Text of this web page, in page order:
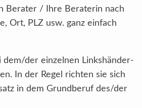
Berater / Ihre Beraterin nach
Ort, PLZ usw. ganz einfach
dem/der einzelnen Linkshänder-
In der Regel richten sie sich
in dem Grundberuf des/der